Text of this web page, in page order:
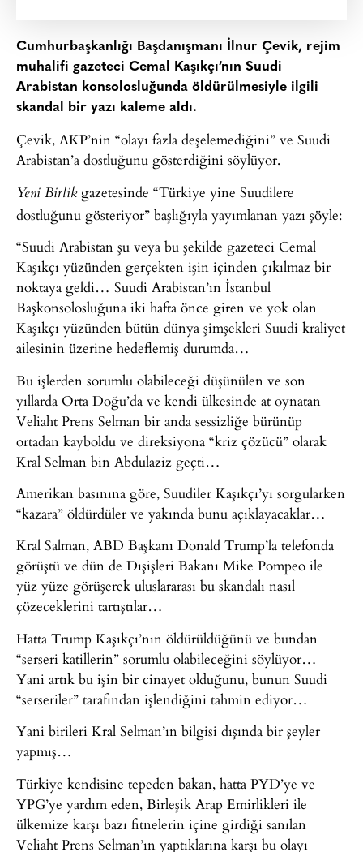
Cumhurbaşkanlığı Başdanışmanı İlnur Çevik, rejim
muhalifi gazeteci Cemal Kaşıkçı’nın Suudi
Arabistan konsolosluğunda öldürülmesiyle ilgili
skandal bir yazı kaleme aldı.
Çevik, AKP’nin “olayı fazla deşelemediğini” ve Suudi
Arabistan’a dostluğunu gösterdiğini söylüyor.
Yeni Birlikgazetesinde “Türkiye yine Suudilere
dostluğunu gösteriyor” başlığıyla yayımlanan yazı şöyle:
“Suudi Arabistan şu veya bu şekilde gazeteci Cemal
Kaşıkçı yüzünden gerçekten işin içinden çıkılmaz bir
noktaya geldi… Suudi Arabistan’ın İstanbul
Başkonsolosluğuna iki hafta önce giren ve yok olan
Kaşıkçı yüzünden bütün dünya şimşekleri Suudi kraliyet
ailesinin üzerine hedeflemiş durumda…
Bu işlerden sorumlu olabileceği düşünülen ve son
yıllarda Orta Doğu’da ve kendi ülkesinde at oynatan
Veliaht Prens Selman bir anda sessizliğe bürünüp
ortadan kayboldu ve direksiyona “kriz çözücü” olarak
Kral Selman bin Abdulaziz geçti…
Amerikan basınına göre, Suudiler Kaşıkçı’yı sorgularken
“kazara” öldürdüler ve yakında bunu açıklayacaklar…
Kral Salman, ABD Başkanı Donald Trump’la telefonda
görüştü ve dün de Dışişleri Bakanı Mike Pompeo ile
yüz yüze görüşerek uluslararası bu skandalı nasıl
çözeceklerini tartıştılar…
Hatta Trump Kaşıkçı’nın öldürüldüğünü ve bundan
“serseri katillerin” sorumlu olabileceğini söylüyor…
Yani artık bu işin bir cinayet olduğunu, bunun Suudi
“serseriler” tarafından işlendiğini tahmin ediyor…
Yani birileri Kral Selman’ın bilgisi dışında bir şeyler
yapmış…
Türkiye kendisine tepeden bakan, hatta PYD’ye ve
YPG’ye yardım eden, Birleşik Arap Emirlikleri ile
ülkemize karşı bazı fitnelerin içine girdiği sanılan
Veliaht Prens Selman’ın yaptıklarına karşı bu olayı